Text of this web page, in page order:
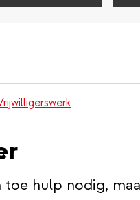
hulp nodig,